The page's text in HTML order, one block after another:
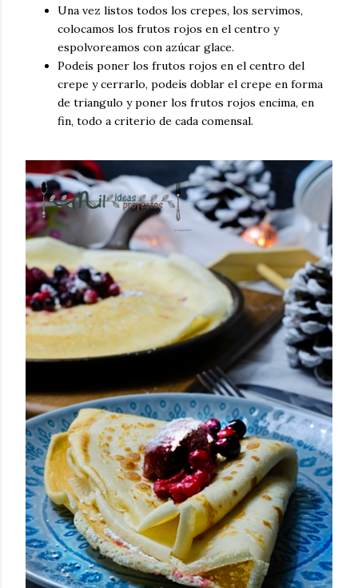
Una vez listos todos los crepes, los servimos,
colocamos los frutos rojos en el centro y
espolvoreamos con azúcar glace.
Podeís poner los frutos rojos en el centro del
crepe y cerrarlo, podeís doblar el crepe en forma
de triangulo y poner los frutos rojos encima, en
fin, todo a criterio de cada comensal.